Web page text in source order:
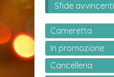
Sfide avvincenti
Cameretta
In promozione
Cancelleria